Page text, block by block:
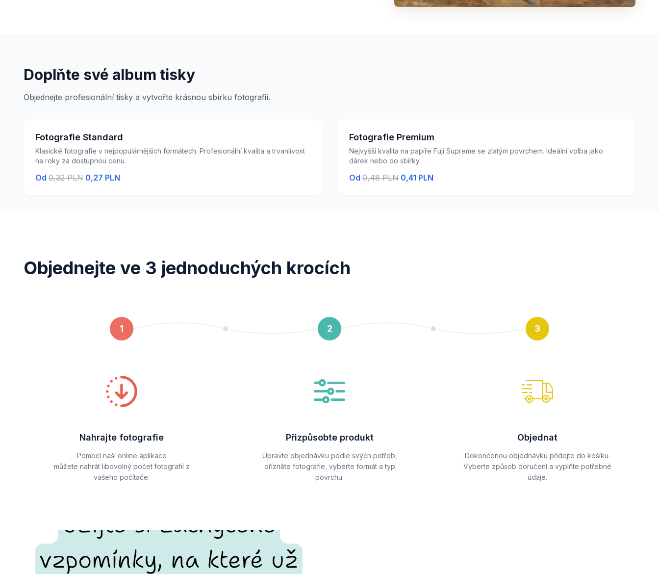
Doplňte své album tisky
Objednejte profesionální tisky a vytvořte krásnou sbírku fotografií.
Fotografie Standard
Klasické fotografie v nejpopulárnějších formátech. Profesionální kvalita a trvanlivost
na roky za dostupnou cenu.
Od 0,32 PLN 0,27 PLN
Fotografie Premium
Nejvyšší kvalita na papíře Fuji Supreme se zlatým povrchem. Ideální volba jako
dárek nebo do sbírky.
Od 0,48 PLN 0,41 PLN
Objednejte ve 3 jednoduchých krocích
1
Nahrajte fotografie
Pomocí naší online aplikace
můžete nahrát libovolný počet fotografií z
vašeho počítače.
2
Přizpůsobte produkt
Upravte objednávku podle svých potřeb,
ořízněte fotografie, vyberte formát a typ
povrchu.
3
Objednat
Dokončenou objednávku přidejte do košíku.
Vyberte způsob doručení a vyplňte potřebné
údaje.
Užijte si zachycené
vzpomínky, na které už